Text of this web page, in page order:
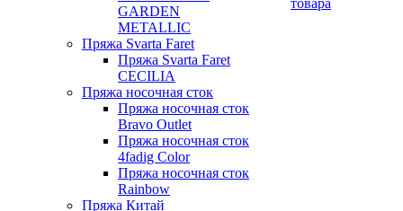
GARDEN
METALLIC
Пряжа Svarta Faret
Пряжа Svarta Faret
CECILIA
Пряжа носочная сток
Пряжа носочная сток
Bravo Outlet
Пряжа носочная сток
4fadig Color
Пряжа носочная сток
Rainbow
Пряжа Китай
товара